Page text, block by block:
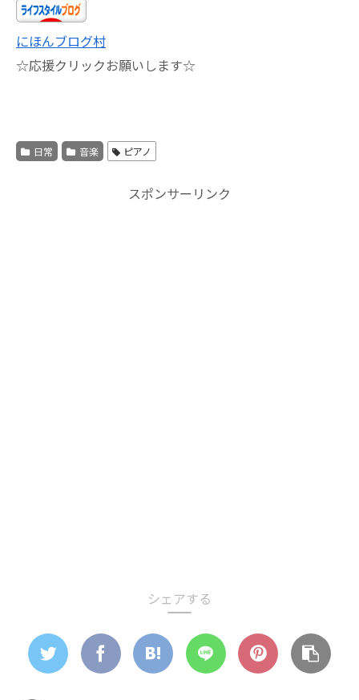
にほんブログ村
☆応援クリックお願いします☆
日常 音楽 ピアノ
スポンサーリンク
シェアする